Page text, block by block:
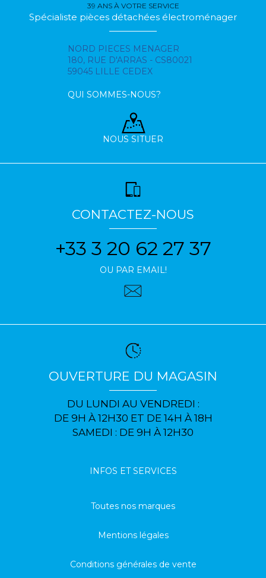
39 ANS À VOTRE SERVICE
Spécialiste pièces détachées électroménager
NORD PIECES MENAGER
180, RUE D'ARRAS - CS80021
59045 LILLE CEDEX
QUI SOMMES-NOUS?
NOUS SITUER
CONTACTEZ-NOUS
+33 3 20 62 27 37
OU PAR EMAIL!
OUVERTURE DU MAGASIN
DU LUNDI AU VENDREDI :
DE 9H À 12H30 ET DE 14H À 18H
SAMEDI : DE 9H À 12H30
INFOS ET SERVICES
Toutes nos marques
Mentions légales
Conditions générales de vente